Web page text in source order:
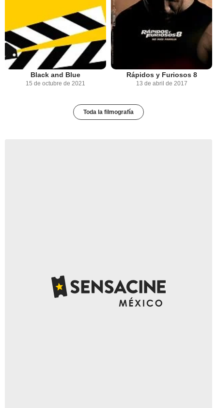
Black and Blue
15 de octubre de 2021
Rápidos y Furiosos 8
13 de abril de 2017
Toda la filmografía